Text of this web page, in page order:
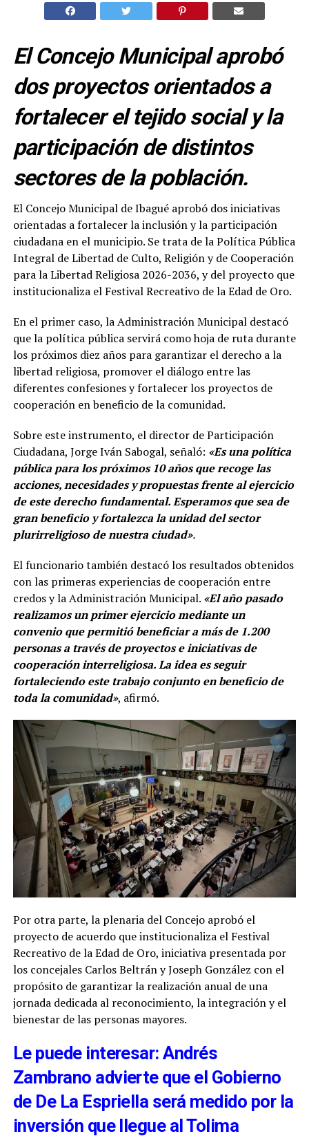
El Concejo Municipal aprobó
dos proyectos orientados a
fortalecer el tejido social y la
participación de distintos
sectores de la población.
El Concejo Municipal de Ibagué aprobó dos iniciativas
orientadas a fortalecer la inclusión y la participación
ciudadana en el municipio. Se trata de la Política Pública
Integral de Libertad de Culto, Religión y de Cooperación
para la Libertad Religiosa 2026-2036, y del proyecto que
institucionaliza el Festival Recreativo de la Edad de Oro.
En el primer caso, la Administración Municipal destacó
que la política pública servirá como hoja de ruta durante
los próximos diez años para garantizar el derecho a la
libertad religiosa, promover el diálogo entre las
diferentes confesiones y fortalecer los proyectos de
cooperación en beneficio de la comunidad.
Sobre este instrumento, el director de Participación
Ciudadana, Jorge Iván Sabogal, señaló: «Es una política
pública para los próximos 10 años que recoge las
acciones, necesidades y propuestas frente al ejercicio
de este derecho fundamental. Esperamos que sea de
gran beneficio y fortalezca la unidad del sector
plurirreligioso de nuestra ciudad».
El funcionario también destacó los resultados obtenidos
con las primeras experiencias de cooperación entre
credos y la Administración Municipal. «El año pasado
realizamos un primer ejercicio mediante un
convenio que permitió beneficiar a más de 1.200
personas a través de proyectos e iniciativas de
cooperación interreligiosa. La idea es seguir
fortaleciendo este trabajo conjunto en beneficio de
toda la comunidad», afirmó.
Por otra parte, la plenaria del Concejo aprobó el
proyecto de acuerdo que institucionaliza el Festival
Recreativo de la Edad de Oro, iniciativa presentada por
los concejales Carlos Beltrán y Joseph González con el
propósito de garantizar la realización anual de una
jornada dedicada al reconocimiento, la integración y el
bienestar de las personas mayores.
Le puede interesar: Andrés
Zambrano advierte que el Gobierno
de De La Espriella será medido por la
inversión que llegue al Tolima